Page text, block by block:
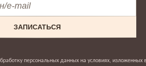
ЗАПИСАТЬСЯ
персональных данных на условиях, изложенных